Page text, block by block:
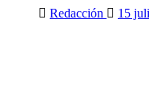
Redacción 15